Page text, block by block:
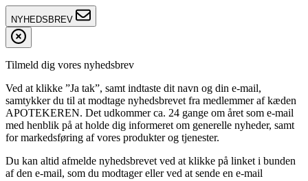
NYHEDSBREV
Tilmeld dig vores nyhedsbrev
Ved at klikke ”Ja tak”, samt indtaste dit navn og din e-mail,
samtykker du til at modtage nyhedsbrevet fra medlemmer af kæden
APOTEKEREN. Det udkommer ca. 24 gange om året som e-mail
med henblik på at holde dig informeret om generelle nyheder, samt
for markedsføring af vores produkter og tjenester.
Du kan altid afmelde nyhedsbrevet ved at klikke på linket i bunden
af den e-mail, som du modtager eller ved at sende en e-mail